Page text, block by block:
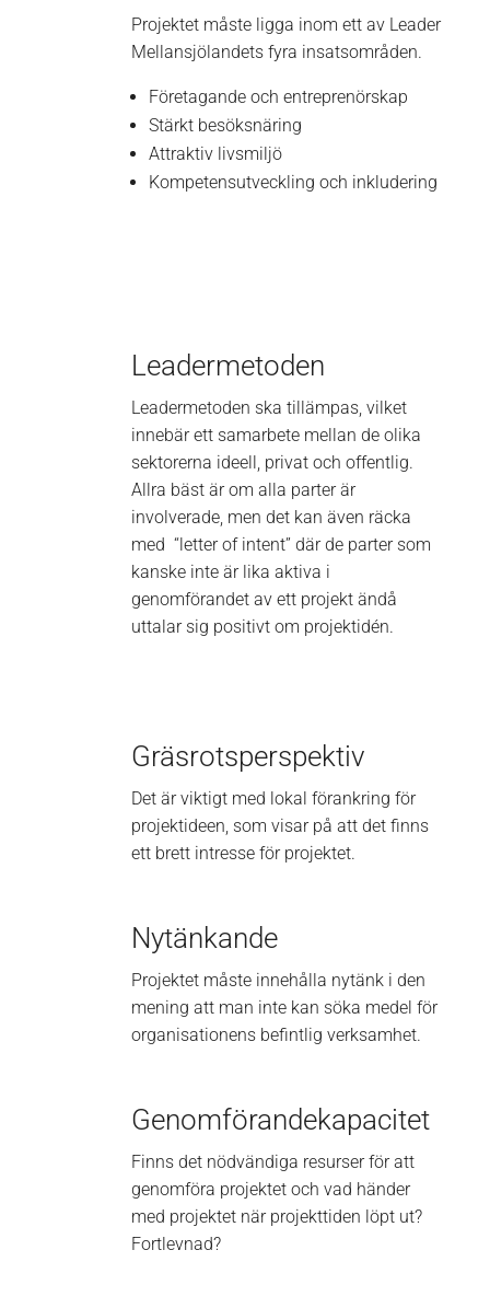
Projektet måste ligga inom ett av Leader
Mellansjölandets fyra insatsområden.
Företagande och entreprenörskap
Stärkt besöksnäring
Attraktiv livsmiljö
Kompetensutveckling och inkludering
Leadermetoden
Leadermetoden ska tillämpas, vilket
innebär ett samarbete mellan de olika
sektorerna ideell, privat och offentlig.
Allra bäst är om alla parter är
involverade, men det kan även räcka
med “letter of intent” där de parter som
kanske inte är lika aktiva i
genomförandet av ett projekt ändå
uttalar sig positivt om projektidén.
Gräsrotsperspektiv
Det är viktigt med lokal förankring för
projektideen, som visar på att det finns
ett brett intresse för projektet.
Nytänkande
Projektet måste innehålla nytänk i den
mening att man inte kan söka medel för
organisationens befintlig verksamhet.
Genomförande­kapacitet
Finns det nödvändiga resurser för att
genomföra projektet och vad händer
med projektet när projekttiden löpt ut?
Fortlevnad?